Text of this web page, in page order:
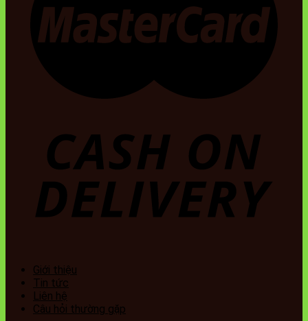
Giới thiệu
Tin tức
Liên hệ
Câu hỏi thường gặp